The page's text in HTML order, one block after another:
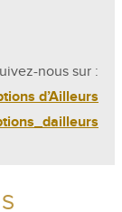
nous sur :
d’Ailleurs